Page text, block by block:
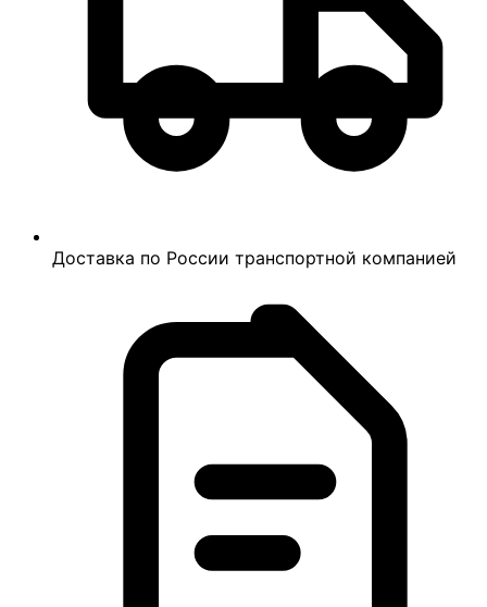
Доставка по России транспортной компанией